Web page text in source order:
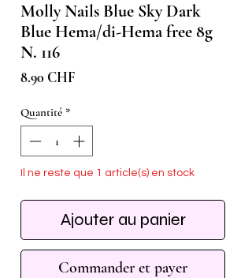
Molly Nails Blue Sky Dark
Blue Hema/di-Hema free 8g
N. 116
8.90 CHFPrix
Quantité *
Il ne reste que 1 article(s) en stock
Ajouter au panier
Commander et payer